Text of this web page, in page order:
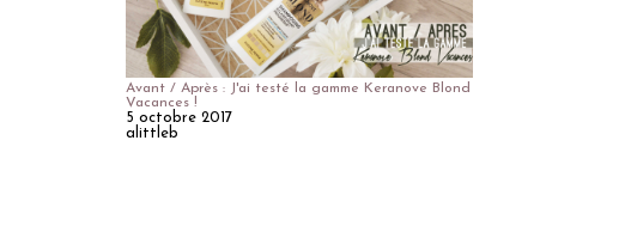
Avant / Après : J'ai testé la gamme Keranove Blond
Vacances !
5 octobre 2017
alittleb